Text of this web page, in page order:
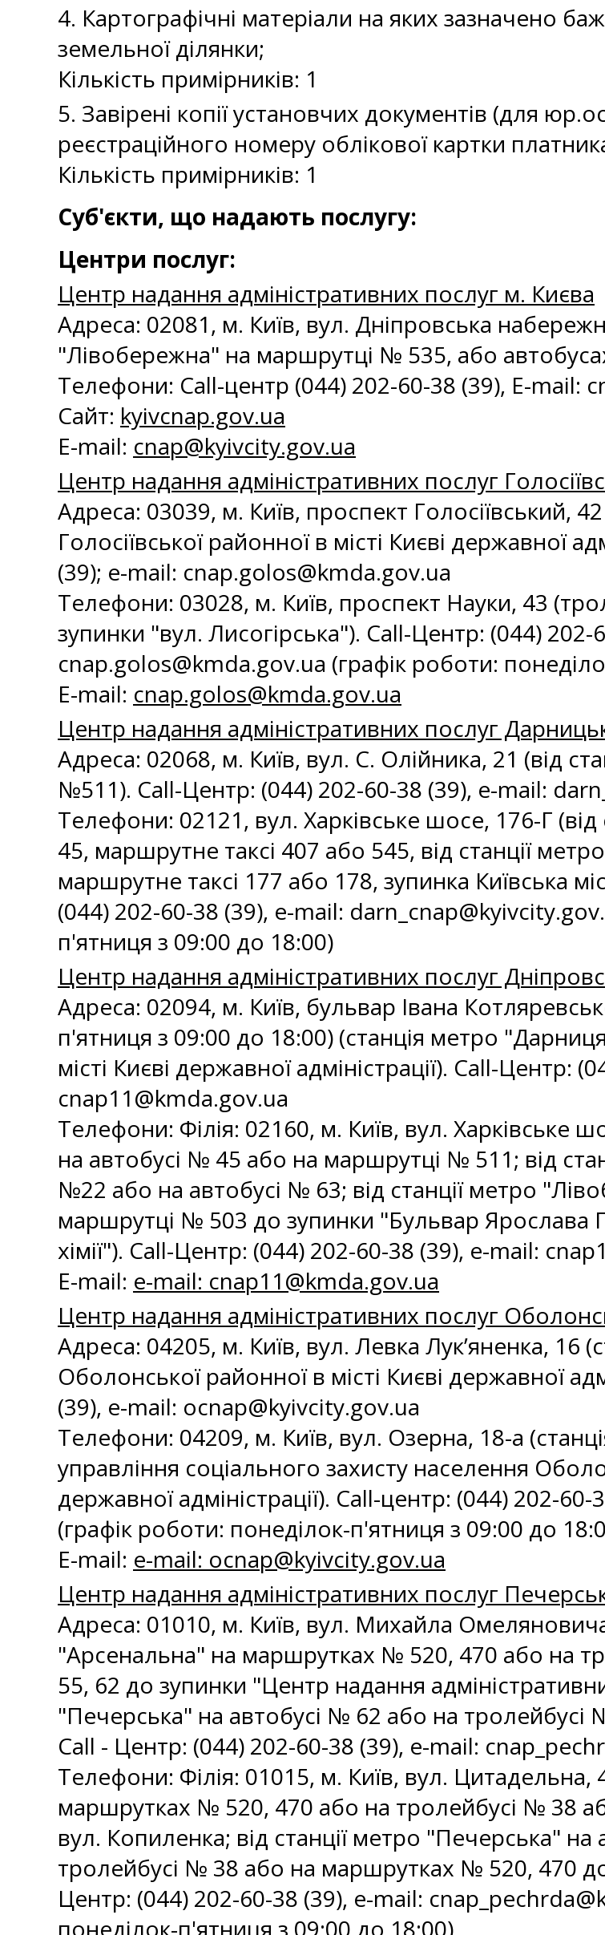
4. Картографічні матеріали на яких зазначено
земельної ділянки;
Кількість примірників: 1
5. Завірені копії установчих документів (для
реєстраційного номеру облікової картки
Кількість примірників: 1
Суб'єкти, що надають послугу:
Центри послуг:
Центр надання адміністративних послуг м. Києва
Адреса: 02081, м. Київ, вул. Дніпровська
"Лівобережна" на маршрутці № 535, або
Телефони: Call-центр (044) 202-60-38 (39), E-mail: с
Сайт: kyivcnap.gov.ua
E-mail: сnap@kyivcity.gov.ua
Центр надання адміністративних послуг
Адреса: 03039, м. Київ, проспект Голосіївський,
Голосіївської районної в місті Києві державної
(39); e-mail: cnap.golos@kmda.gov.ua
Телефони: 03028, м. Київ, проспект Науки, 43
зупинки "вул. Лисогірська"). Call-Центр: (044) 202-
cnap.golos@kmda.gov.ua (графік роботи:
E-mail: cnap.golos@kmda.gov.ua
Центр надання адміністративних послуг
Адреса: 02068, м. Київ, вул. С. Олійника, 21 (від
№511). Call-Центр: (044) 202-60-38 (39), e-mail:
Телефони: 02121, вул. Харківське шосе, 176-Г (від
45, маршрутне таксі 407 або 545, від станції
маршрутне таксі 177 або 178, зупинка Київська
(044) 202-60-38 (39), e-mail:
п'ятниця з 09:00 до 18:00)
Центр надання адміністративних послуг
Адреса: 02094, м. Київ, бульвар Івана
п'ятниця з 09:00 до 18:00) (станція метро
місті Києві державної адміністрації). Call-Центр:
cnap11@kmda.gov.ua
Телефони: Філія: 02160, м. Київ, вул. Харківське
на автобусі № 45 або на маршрутці № 511; від
№22 або на автобусі № 63; від станції метро
маршрутці № 503 до зупинки "Бульвар Ярослава
хімії"). Call-Центр: (044) 202-60-38 (39), e-mail:
E-mail: e-mail: cnap11@kmda.gov.ua
Центр надання адміністративних послуг
Адреса: 04205, м. Київ, вул. Левка Лук’яненка, 16
Оболонської районної в місті Києві державної
(39), e-mail: ocnap@kyivcity.gov.ua
Телефони: 04209, м. Київ, вул. Озерна, 18-а
управління соціального захисту населення
державної адміністрації). Call-центр: (044) 202-60-
(графік роботи: понеділок-п'ятниця з 09:00 до
E-mail: e-mail: ocnap@kyivcity.gov.ua
Центр надання адміністративних послуг
Адреса: 01010, м. Київ, вул. Михайла
"Арсенальна" на маршрутках № 520, 470 або на
55, 62 до зупинки "Центр надання
"Печерська" на автобусі № 62 або на
Call - Центр: (044) 202-60-38 (39), e-mail:
Телефони: Філія: 01015, м. Київ, вул. Цитадельна,
маршрутках № 520, 470 або на тролейбусі № 38
вул. Копиленка; від станції метро "Печерська"
тролейбусі № 38 або на маршрутках № 520, 470
Центр: (044) 202-60-38 (39), e-mail:
понеділок-п'ятниця з 09:00 до 18:00)